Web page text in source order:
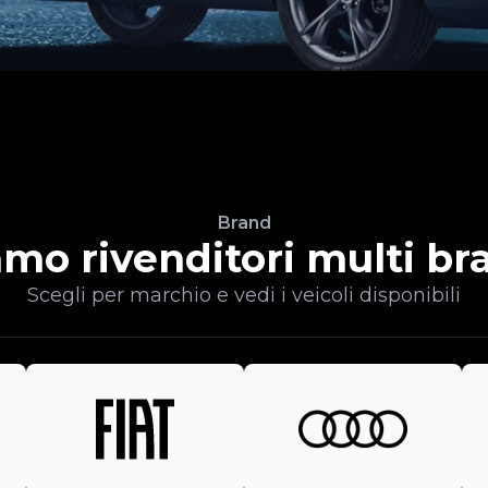
Brand
rivenditori multi
Scegli per marchio e vedi i veicoli disponibili